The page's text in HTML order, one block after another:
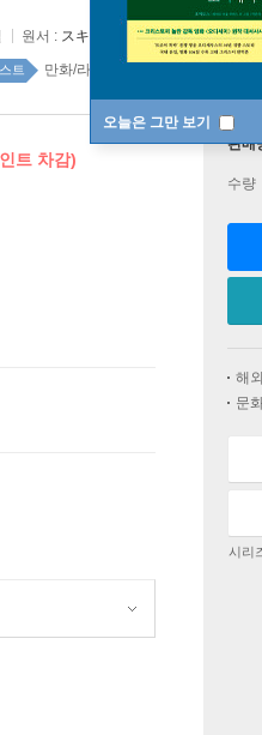
오늘은 그만 보기
원서 : スキップとロ-ファ-
트 만화/라이트노벨 top100 18주
트 차감)
판매
수량
해
문
시리